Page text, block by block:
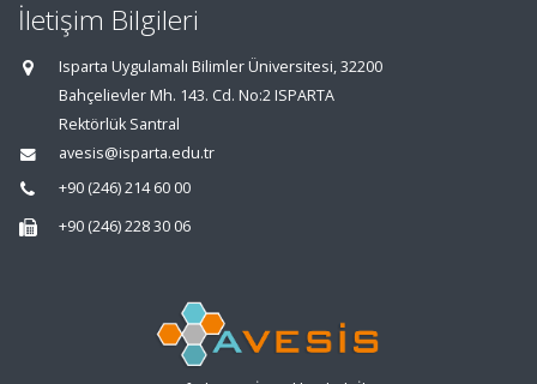
İletişim Bilgileri
Isparta Uygulamalı Bilimler Üniversitesi, 32200
Bahçelievler Mh. 143. Cd. No:2 ISPARTA
Rektörlük Santral
avesis@isparta.edu.tr
+90 (246) 214 60 00
+90 (246) 228 30 06